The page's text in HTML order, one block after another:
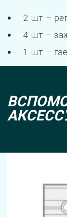
2 шт –
4 шт –
1 шт –